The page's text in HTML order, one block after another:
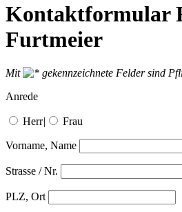
Kontaktformular
Furtmeier
Mit
gekennzeichnete Felder sind
Anrede
Herr| Frau
Vorname, Name
Strasse / Nr.
PLZ, Ort